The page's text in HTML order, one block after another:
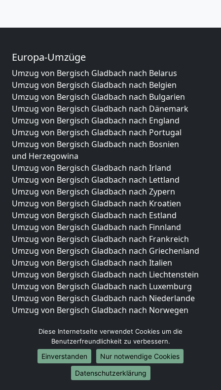
Europa-Umzüge
Umzug von Bergisch Gladbach nach Belarus
Umzug von Bergisch Gladbach nach Belgien
Umzug von Bergisch Gladbach nach Bulgarien
Umzug von Bergisch Gladbach nach Dänemark
Umzug von Bergisch Gladbach nach England
Umzug von Bergisch Gladbach nach Portugal
Umzug von Bergisch Gladbach nach Bosnien
und Herzegowina
Umzug von Bergisch Gladbach nach Irland
Umzug von Bergisch Gladbach nach Lettland
Umzug von Bergisch Gladbach nach Zypern
Umzug von Bergisch Gladbach nach Kroatien
Umzug von Bergisch Gladbach nach Estland
Umzug von Bergisch Gladbach nach Finnland
Umzug von Bergisch Gladbach nach Frankreich
Umzug von Bergisch Gladbach nach Griechenland
Umzug von Bergisch Gladbach nach Italien
Umzug von Bergisch Gladbach nach Liechtenstein
Umzug von Bergisch Gladbach nach Luxemburg
Umzug von Bergisch Gladbach nach Niederlande
Umzug von Bergisch Gladbach nach Norwegen
Umzüge-Deutschlandweit
Umzug von Bergisch Gladbach nach Berlin
Umzug von Bergisch Gladbach nach Hamburg
Umzug von Bergisch Gladbach nach München
Umzug von Bergisch Gladbach nach Köln
Diese Internetseite verwendet Cookies um die
Benutzerfreundlichkeit zu verbessern.
Einverstanden
Nur notwendige Cookies
Datenschutzerklärung